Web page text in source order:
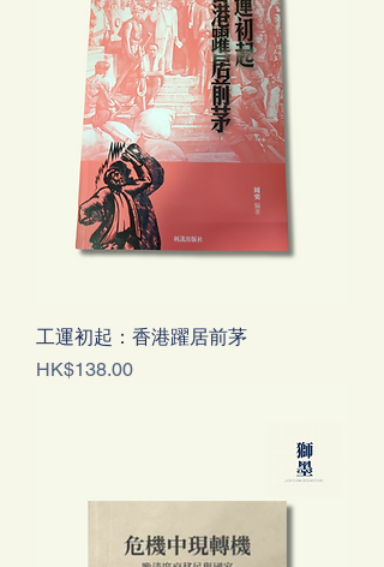
工運初起：香港躍居前茅
價格
HK$138.00